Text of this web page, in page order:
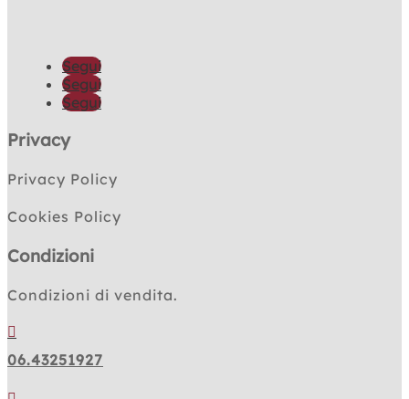
Segui
Segui
Segui
Privacy
Privacy Policy
Cookies Policy
Condizioni
Condizioni di vendita.

06.43251927